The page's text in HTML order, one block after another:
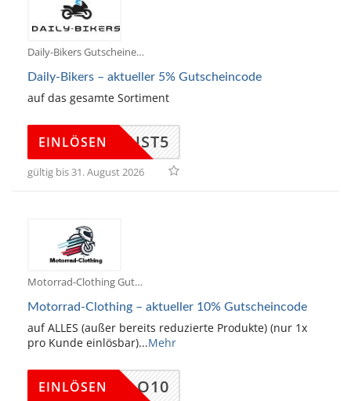
Daily-Bikers Gutscheine
Daily-Bikers – aktueller 5% Gutscheincode
auf das gesamte Sortiment
AUGUST5
EINLÖSEN
gültig bis 31. August 2026
Motorrad-Clothing Gutscheine
Motorrad-Clothing – aktueller 10% Gutscheincode
auf ALLES (außer bereits reduzierte Produkte) (nur 1x
pro Kunde einlösbar)...Mehr
MOTCLO10
EINLÖSEN